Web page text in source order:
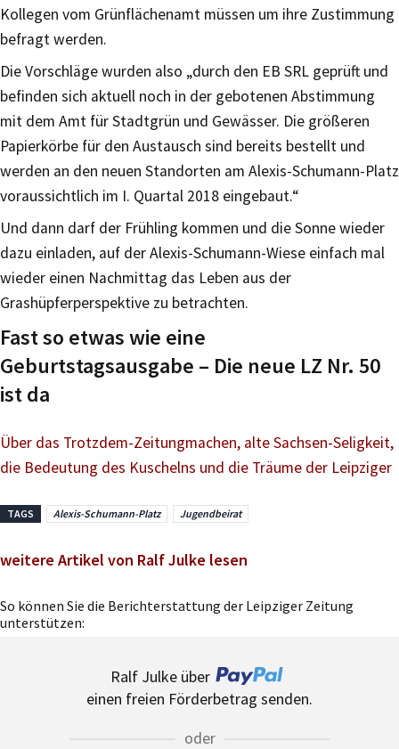
Kollegen vom Grünflächenamt müssen um ihre Zustimmung
befragt werden.
Die Vorschläge wurden also „durch den EB SRL geprüft und
befinden sich aktuell noch in der gebotenen Abstimmung
mit dem Amt für Stadtgrün und Gewässer. Die größeren
Papierkörbe für den Austausch sind bereits bestellt und
werden an den neuen Standorten am Alexis-Schumann-Platz
voraussichtlich im I. Quartal 2018 eingebaut.“
Und dann darf der Frühling kommen und die Sonne wieder
dazu einladen, auf der Alexis-Schumann-Wiese einfach mal
wieder einen Nachmittag das Leben aus der
Grashüpferperspektive zu betrachten.
Fast so etwas wie eine
Geburtstagsausgabe – Die neue LZ Nr. 50
ist da
Über das Trotzdem-Zeitungmachen, alte Sachsen-Seligkeit,
die Bedeutung des Kuschelns und die Träume der Leipziger
TAGS Alexis-Schumann-Platz Jugendbeirat
weitere Artikel von Ralf Julke lesen
So können Sie die Berichterstattung der Leipziger Zeitung
unterstützen:
Ralf Julke über
einen freien Förderbetrag senden.
oder